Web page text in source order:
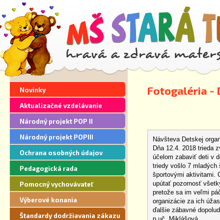
Novinky
Aktualizačné vzdelávanie
Národný projekt POP II
Národný projekt POPIII
Ochrana osobných údajov
Pedagogická rada
Pomocný vychovávateľ
Výberové konania
Štandardy dodržiavania zákazu
Fotogaléria -
Návšteva Detskej
Dňa 12.4. 2018 trieda
účelom zabaviť deti v
triedy vošlo 7
športovými aktivitami.
upútať pozornosť
pretože sa im veľmi
organizácie za ich
ďalšie zábavné